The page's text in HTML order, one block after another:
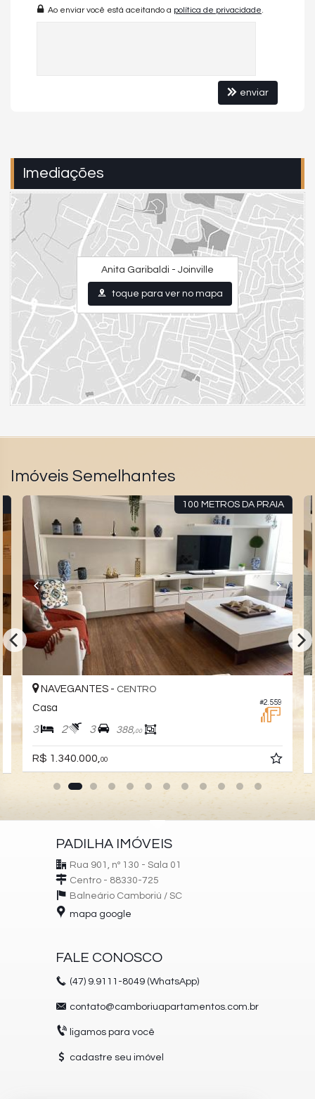
Ao enviar você está aceitando a política de privacidade.
enviar
Imediações
Anita Garibaldi - Joinville
toque para ver no mapa
Imóveis Semelhantes
100 METROS DA PRAIA
#2.559
NAVEGANTES - CENTRO
Casa
3 2 3 388,00
R$ 1.340.000, 00
PADILHA IMÓVEIS
Rua 901, nº 130 - Sala 01
Centro - 88330-725
Balneário Camboriú / SC
mapa google
FALE CONOSCO
(47) 9.9111-8049 (WhatsApp)
contato@camboriuapartamentos.com.br
ligamos para você
cadastre seu imóvel